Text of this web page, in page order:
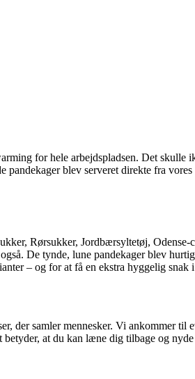
for hele arbejdspladsen. Det
blev serveret direkte fra
Rørsukker, Jordbærsyltetøj, Odense-
De tynde, lune pandekager blev
– og for at få en ekstra hyggelig snak
der samler mennesker. Vi ankommer til
at du kan læne dig tilbage og nyde